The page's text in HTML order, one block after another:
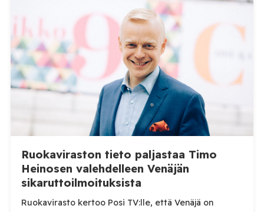
Ruokaviraston tieto paljastaa Timo
Heinosen valehdelleen Venäjän
sikaruttoilmoituksista
Ruokavirasto kertoo Posi TV:lle, että Venäjä on